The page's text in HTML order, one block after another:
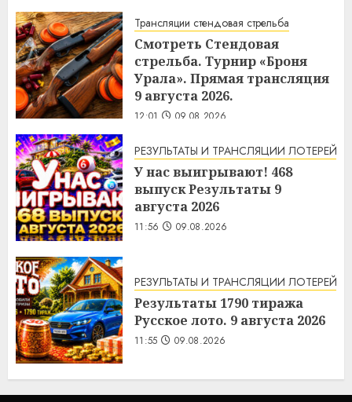
Трансляции стендовая стрельба
Смотреть Стендовая
стрельба. Турнир «Броня
Урала». Прямая трансляция
9 августа 2026.
12:01 09.08.2026
РЕЗУЛЬТАТЫ И ТРАНСЛЯЦИИ ЛОТЕРЕЙ
У нас выигрывают! 468
выпуск Результаты 9
августа 2026
11:56 09.08.2026
РЕЗУЛЬТАТЫ И ТРАНСЛЯЦИИ ЛОТЕРЕЙ
Результаты 1790 тиража
Русское лото. 9 августа 2026
11:55 09.08.2026